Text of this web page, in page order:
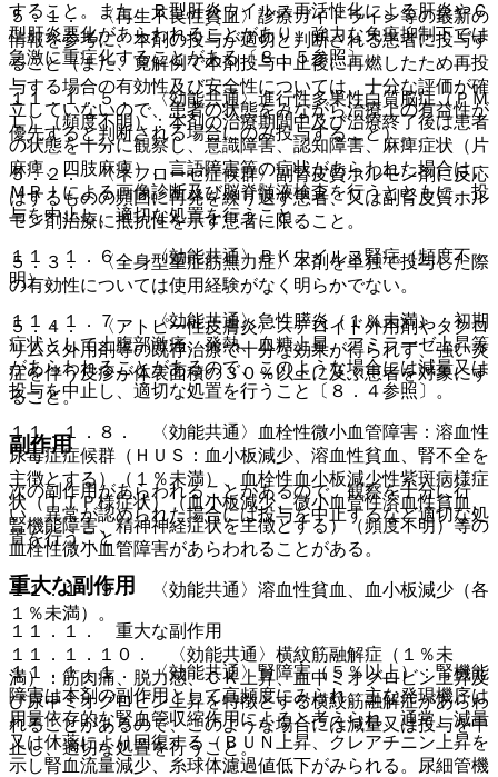
すること。また、Ｂ型肝炎ウイルス再活性化による肝炎やＣ
型肝炎悪化があらわれることがあり、強力な免疫抑制下では
急激に重症化することがある〔８．５参照〕。
１１．１．５． 〈効能共通〉進行性多巣性白質脳症（ＰＭ
Ｌ）（頻度不明）：本剤の治療期間中及び治療終了後は患者
の状態を十分に観察し、意識障害、認知障害、麻痺症状（片
麻痺、四肢麻痺）、言語障害等の症状があらわれた場合は、
ＭＲＩによる画像診断及び脳脊髄液検査を行うとともに、投
与を中止し、適切な処置を行うこと。
１１．１．６． 〈効能共通〉ＢＫウイルス腎症（頻度不
明）。
１１．１．７． 〈効能共通〉急性膵炎（１％未満）：初期
症状として上腹部激痛、発熱、血糖上昇、アミラーゼ上昇等
があらわれることがあるので、このような場合には減量又は
投与を中止し、適切な処置を行うこと〔８．４参照〕。
１１．１．８． 〈効能共通〉血栓性微小血管障害：溶血性
尿毒症症候群（ＨＵＳ：血小板減少、溶血性貧血、腎不全を
主徴とする）（１％未満）、血栓性血小板減少性紫斑病様症
状（ＴＴＰ様症状）（血小板減少、微小血管性溶血性貧血、
腎機能障害、精神神経症状を主徴とする）（頻度不明）等の
血栓性微小血管障害があらわれることがある。
１１．１．９． 〈効能共通〉溶血性貧血、血小板減少（各
１％未満）。
１１．１．１０． 〈効能共通〉横紋筋融解症（１％未
満）：筋肉痛、脱力感、ＣＫ上昇、血中ミオグロビン上昇及
び尿中ミオグロビン上昇を特徴とする横紋筋融解症があらわ
れることがあるので、このような場合には減量又は投与を中
止し、適切な処置を行うこと。
５．１． 〈再生不良性貧血〉診療ガイドライン等の最新の
情報を参考に、本剤の投与が適切と判断される患者に投与す
ること（また、寛解例で本剤投与中止後に再燃したため再投
与する場合の有効性及び安全性については、十分な評価が確
立していないので、患者の状態をみながら治療上の有益性が
優先すると判断される場合にのみ投与すること）。
５．２． 〈ネフローゼ症候群〉副腎皮質ホルモン剤に反応
はするものの頻回に再発を繰り返す患者、又は副腎皮質ホル
モン剤治療に抵抗性を示す患者に限ること。
５．３． 〈全身型重症筋無力症〉本剤を単独で投与した際
の有効性については使用経験がなく明らかでない。
５．４． 〈アトピー性皮膚炎〉ステロイド外用剤やタクロ
リムス外用剤等の既存治療で十分な効果が得られず、強い炎
症を伴う皮疹が体表面積の３０％以上に及ぶ患者を対象にす
ること。
副作用
次の副作用があらわれることがあるので、観察を十分に行
い、異常が認められた場合には投与を中止するなど適切な処
置を行うこと。
重大な副作用
１１．１． 重大な副作用
１１．１．１． 〈効能共通〉腎障害（５％以上）：腎機能
障害は本剤の副作用として高頻度にみられ、主な発現機序は
用量依存的な腎血管収縮作用によると考えられ、通常、減量
又は休薬により回復する（ＢＵＮ上昇、クレアチニン上昇を
示し腎血流量減少、糸球体濾過値低下がみられる。尿細管機